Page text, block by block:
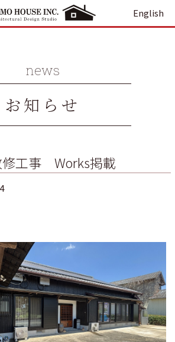
English
news
お知らせ
工事 Works掲載